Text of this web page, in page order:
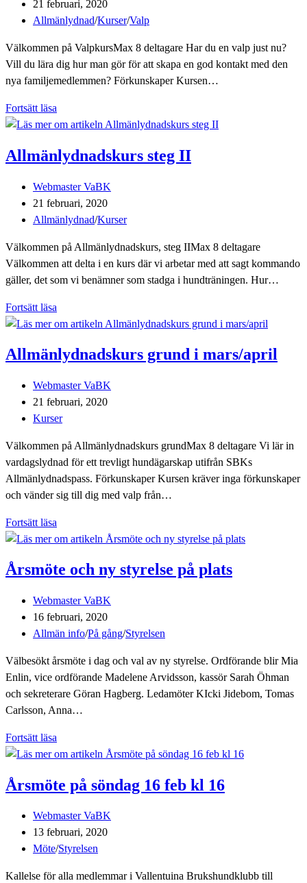
Inlägget
publicerat:
21 februari, 2020
Inläggskategori:
Allmänlydnad/Kurser/Valp
Välkommen på ValpkursMax 8 deltagare Har du en valp just nu?
Vill du lära dig hur man gör för att skapa en god kontakt med den
nya familjemedlemmen? Förkunskaper Kursen…
Fortsätt läsa
på
i
Allmänlydnadskurs steg II
Inläggsförfattare:
Webmaster VaBK
Inlägget
publicerat:
21 februari, 2020
Inläggskategori:
Allmänlydnad/Kurser
Välkommen på Allmänlydnadskurs, steg IIMax 8 deltagare
Välkommen att delta i en kurs där vi arbetar med att sagt kommando
gäller, det som vi benämner som stadga i hundträningen. Hur…
Fortsätt läsa
steg
Allmänlydnadskurs grund i mars/april
Inläggsförfattare:
Webmaster VaBK
Inlägget
publicerat:
21 februari, 2020
Inläggskategori:
Kurser
Välkommen på Allmänlydnadskurs grundMax 8 deltagare Vi lär in
vardagslydnad för ett trevligt hundägarskap utifrån SBKs
Allmänlydnadspass. Förkunskaper Kursen kräver inga förkunskaper
och vänder sig till dig med valp från…
Fortsätt läsa
grund
mars/april
Årsmöte och ny styrelse på plats
Inläggsförfattare:
Webmaster VaBK
Inlägget
publicerat:
16 februari, 2020
Inläggskategori:
Allmän info/På gång/Styrelsen
Välbesökt årsmöte i dag och val av ny styrelse. Ordförande blir Mia
Enlin, vice ordförande Madelene Arvidsson, kassör Sarah Öhman
och sekreterare Göran Hagberg. Ledamöter KIcki Jidebom, Tomas
Carlsson, Anna…
Fortsätt läsa
och
styrelse
plats
Årsmöte på söndag 16 feb kl 16
Inläggsförfattare:
Webmaster VaBK
Inlägget
publicerat:
13 februari, 2020
Inläggskategori:
Möte/Styrelsen
Kallelse för alla medlemmar i Vallentuina Brukshundklubb till